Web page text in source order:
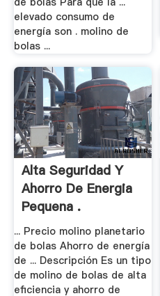
elevado consumo de
energía son . molino de
bolas ...
Alta Seguridad Y
Ahorro De Energia
Pequena .
... Precio molino planetario
de bolas Ahorro de energía
de ... Descripción Es un tipo
de molino de bolas de alta
eficiencia y ahorro de